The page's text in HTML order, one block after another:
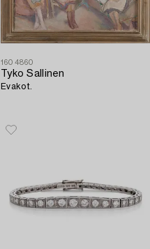
1604860
Tyko Sallinen
Evakot.